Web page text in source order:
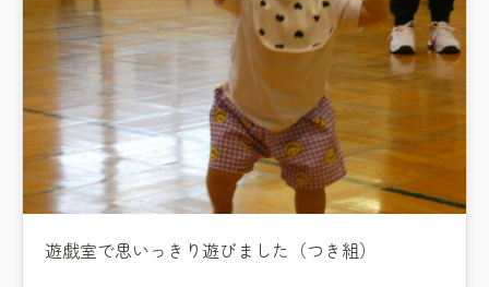
遊戯室で思いっきり遊びました（つき組）